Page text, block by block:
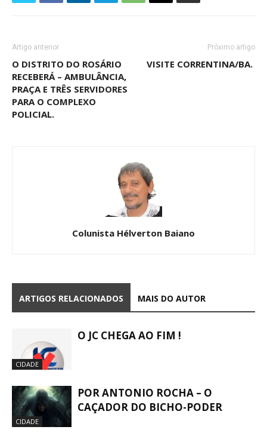
Artigo anterior
O DISTRITO DO ROSÁRIO
RECEBERÁ – AMBULÂNCIA,
PRAÇA E TRÊS SERVIDORES
PARA O COMPLEXO
POLICIAL.
Próximo artigo
VISITE CORRENTINA/BA.
Colunista Hélverton Baiano
ARTIGOS RELACIONADOS MAIS DO AUTOR
CIDADE
O JC CHEGA AO FIM !
CIDADE
POR ANTONIO ROCHA – O
CAÇADOR DO BICHO-PODER